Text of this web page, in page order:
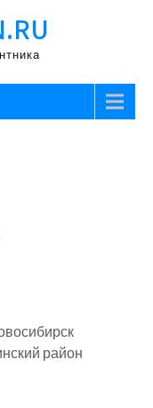
район